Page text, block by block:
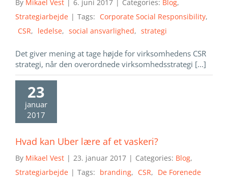
By Mikael Vest | 6. juni 2017 | Categories: Blog,
Strategiarbejde | Tags: Corporate Social Responsibility,
CSR, ledelse, social ansvarlighed, strategi
Det giver mening at tage højde for virksomhedens CSR
strategi, når den overordnede virksomhedsstrategi [...]
23
januar
2017
Hvad kan Uber lære af et vaskeri?
By Mikael Vest | 23. januar 2017 | Categories: Blog,
Strategiarbejde | Tags: branding, CSR, De Forenede